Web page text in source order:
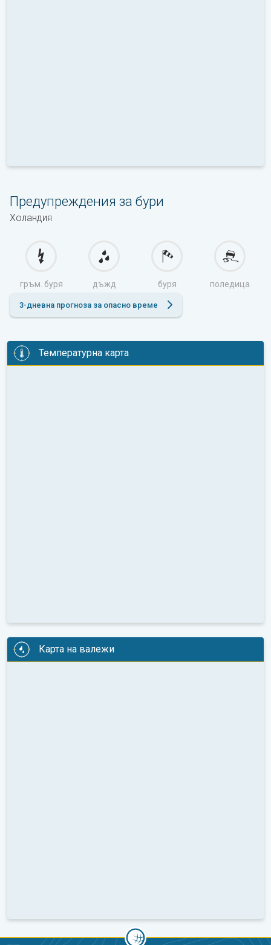
Предупреждения за бури
Холандия
гръм. буря дъжд буря поледица
3-дневна прогноза за опасно време
Температурна карта
Карта на валежи